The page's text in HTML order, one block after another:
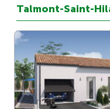
Talmont-Saint-